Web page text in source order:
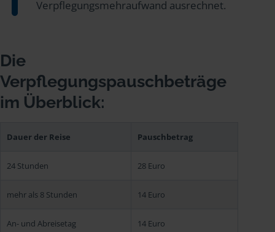
Verpflegungsmehraufwand ausrechnet.
Die
Verpflegungspauschbeträge
im Überblick:
Dauer der Reise Pauschbetrag
24 Stunden 28 Euro
mehr als 8 Stunden 14 Euro
An- und Abreisetag 14 Euro